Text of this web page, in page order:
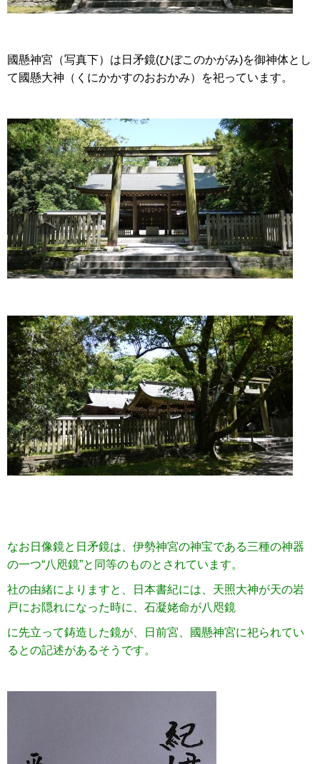
國懸神宮（写真下）は日矛鏡(ひぼこのかがみ)を御神体とし
て國懸大神（くにかかすのおおかみ）を祀っています。
なお日像鏡と日矛鏡は、伊勢神宮の神宝である三種の神器
の一つ“八咫鏡”と同等のものとされています。
社の由緒によりますと、日本書紀には、天照大神が天の岩
戸にお隠れになった時に、石凝姥命が八咫鏡
に先立って鋳造した鏡が、日前宮、國懸神宮に祀られてい
るとの記述があるそうです。